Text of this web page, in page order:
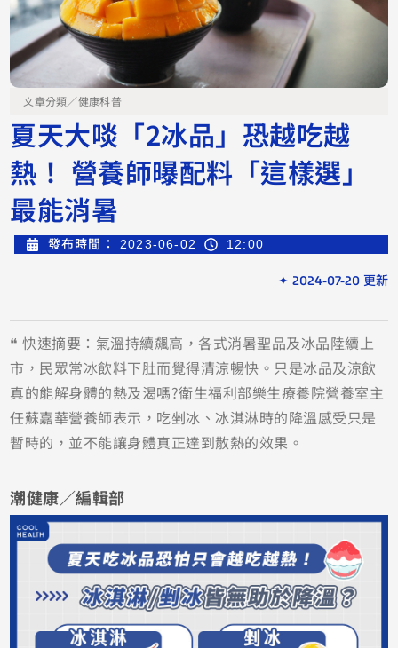
文章分類／健康科普
夏天大啖「2冰品」恐越吃越
熱！ 營養師曝配料「這樣選」
最能消暑
發布時間： 2023-06-02 12:00
✦ 2024-07-20 更新
❝ 快速摘要：氣溫持續飆高，各式消暑聖品及冰品陸續上
市，民眾常冰飲料下肚而覺得清涼暢快。只是冰品及涼飲
真的能解身體的熱及渴嗎?衛生福利部樂生療養院營養室主
任蘇嘉華營養師表示，吃剉冰、冰淇淋時的降溫感受只是
暫時的，並不能讓身體真正達到散熱的效果。
潮健康／編輯部